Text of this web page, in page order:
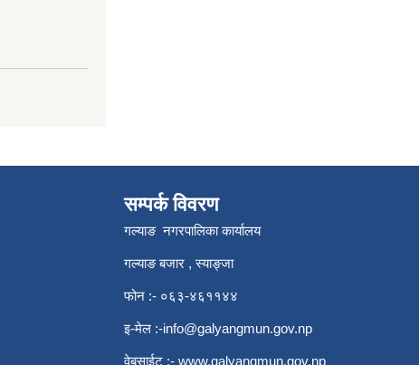
सम्पर्क विवरण
गल्याङ नगरपालिका कार्यालय
गल्याङ बजार , स्याङ्जा
फोन :- ०६३-४६११४४
इ-मेल :-info@galyangmun.gov.np
वेबसाईट :- www.galyangmun.gov.np